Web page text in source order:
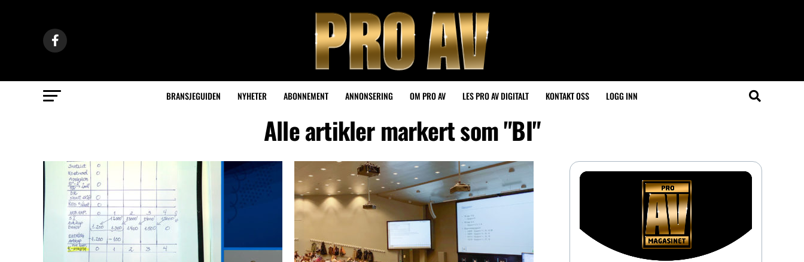
BRANSJEGUIDEN NYHETER ABONNEMENT ANNONSERING OM PRO AV LES PRO AV DIGITALT KONTAKT OSS LOGG INN
Alle artikler markert som "BI"